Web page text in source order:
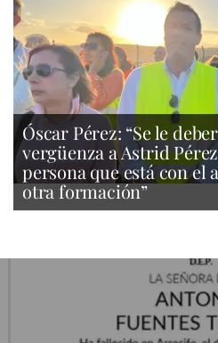
Óscar Pérez: “Se le
vergüenza a Astrid
persona que está con el
otra formación”